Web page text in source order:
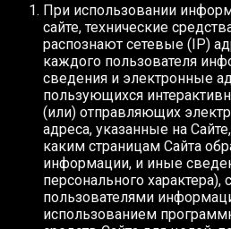
При использовании
сайте, технические
распознают сетевые (IP)
каждого пользователя
сведения и электронные
пользующихся
(или) отправляющих
адреса, указанные на
каким страницам Сайта
информации, и иные
персонального
пользователями
использованием